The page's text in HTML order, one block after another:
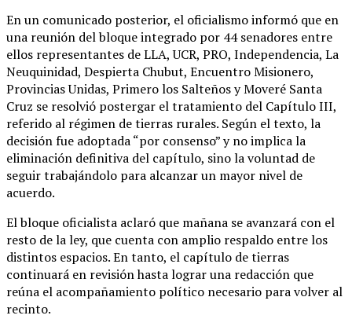
En un comunicado posterior, el oficialismo informó que en
una reunión del bloque integrado por 44 senadores entre
ellos representantes de LLA, UCR, PRO, Independencia, La
Neuquinidad, Despierta Chubut, Encuentro Misionero,
Provincias Unidas, Primero los Salteños y Moveré Santa
Cruz se resolvió postergar el tratamiento del Capítulo III,
referido al régimen de tierras rurales. Según el texto, la
decisión fue adoptada “por consenso” y no implica la
eliminación definitiva del capítulo, sino la voluntad de
seguir trabajándolo para alcanzar un mayor nivel de
acuerdo.
El bloque oficialista aclaró que mañana se avanzará con el
resto de la ley, que cuenta con amplio respaldo entre los
distintos espacios. En tanto, el capítulo de tierras
continuará en revisión hasta lograr una redacción que
reúna el acompañamiento político necesario para volver al
recinto.